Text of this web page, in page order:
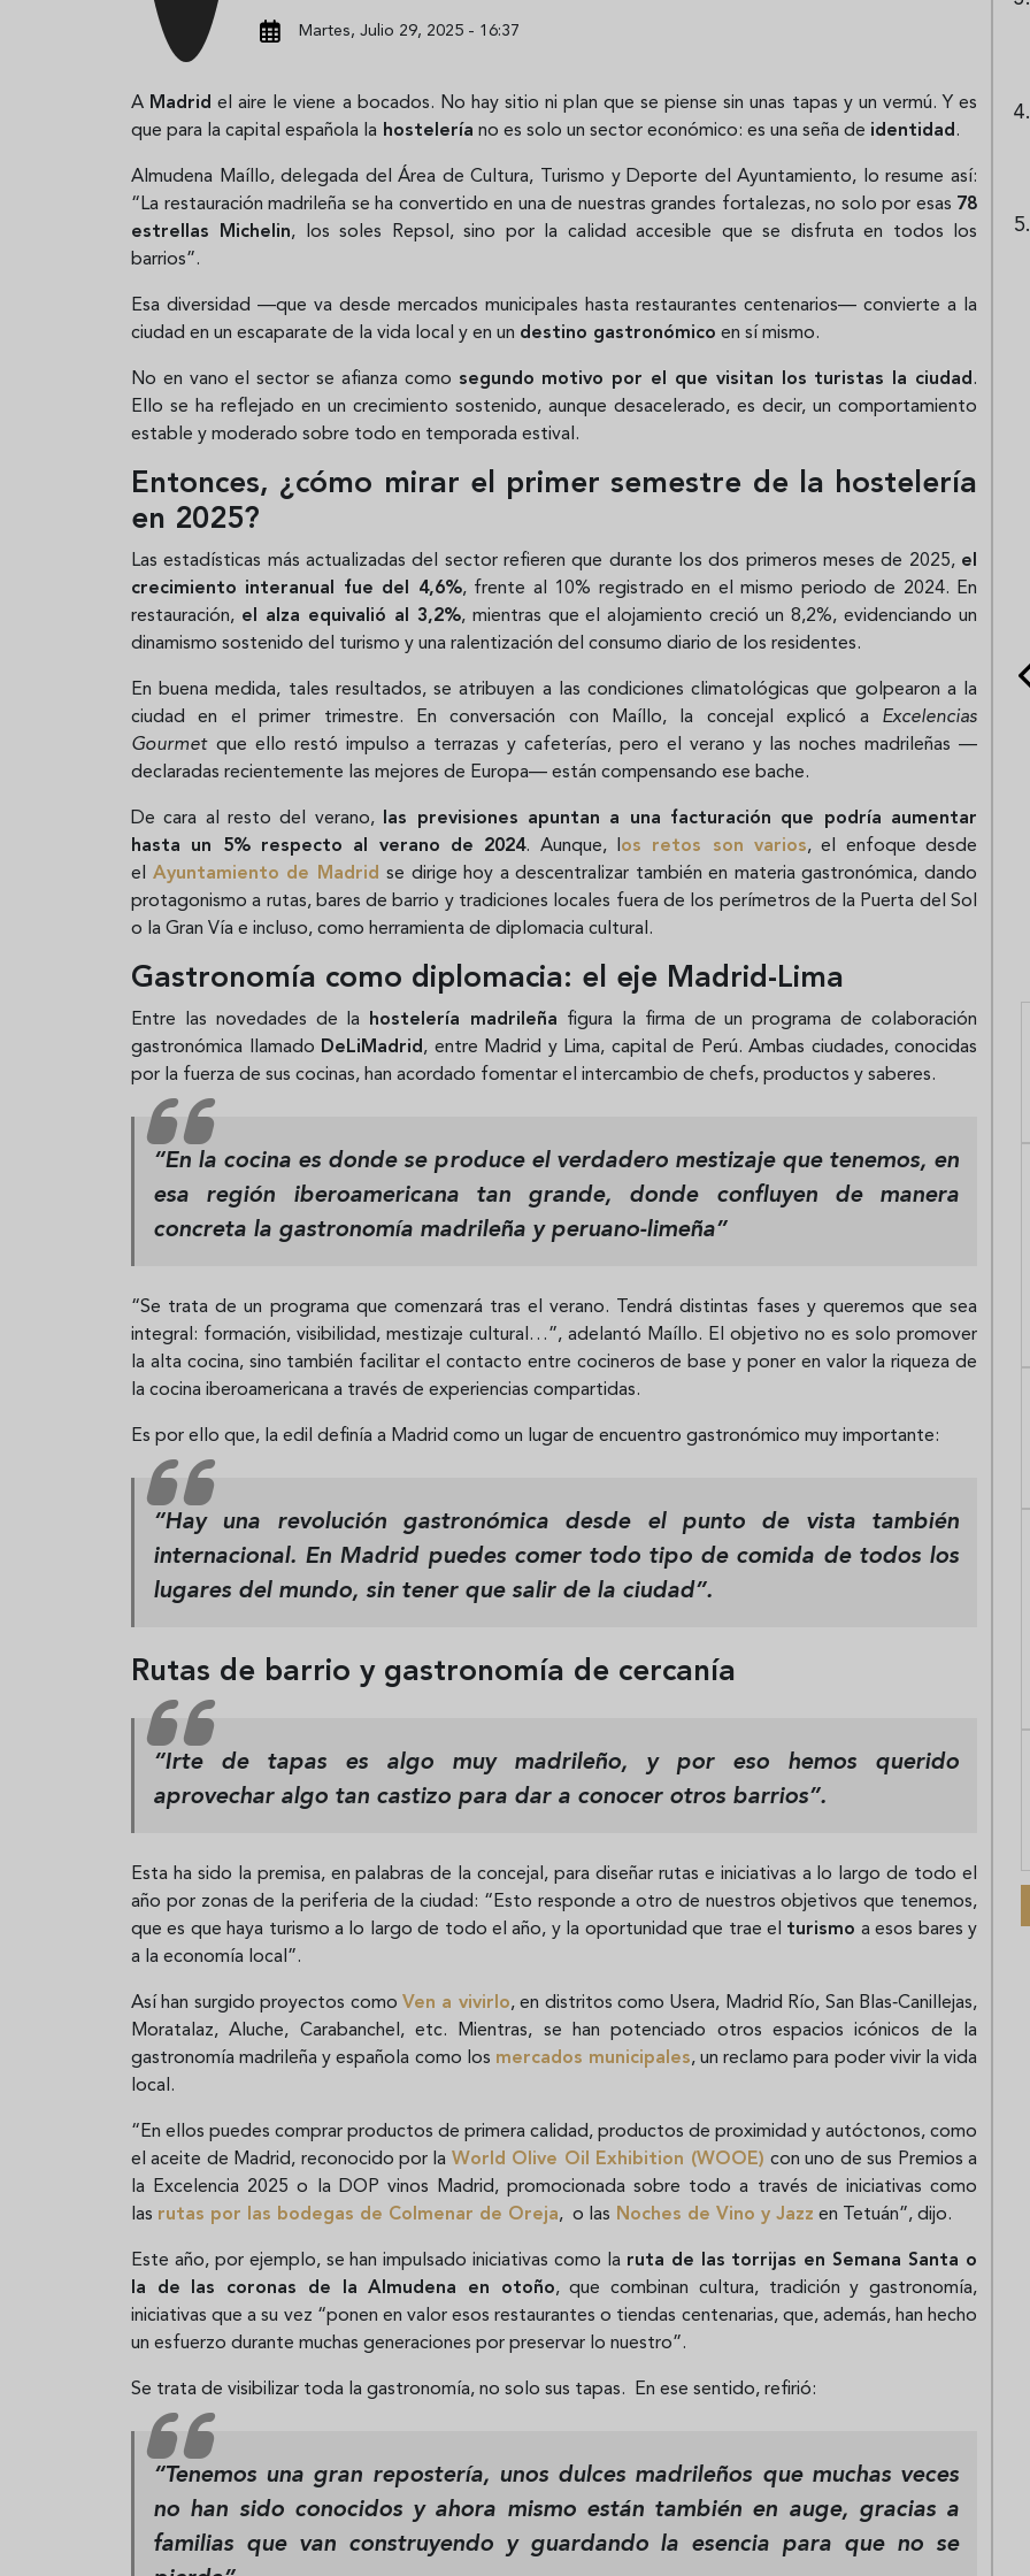
Martes, Julio 29, 2025 - 16:37
A Madrid el aire le viene a bocados. No hay sitio ni plan que se piense sin unas tapas y un vermú. Y es
que para la capital española la hostelería no es solo un sector económico: es una seña de identidad .
Almudena Maíllo, delegada del Área de Cultura, Turismo y Deporte del Ayuntamiento, lo resume así:
“La restauración madrileña se ha convertido en una de nuestras grandes fortalezas, no solo por esas 78
estrellas Michelin, los soles Repsol, sino por la calidad accesible que se disfruta en todos los
barrios”.
Esa diversidad —que va desde mercados municipales hasta restaurantes centenarios— convierte a la
ciudad en un escaparate de la vida local y en un destino gastronómico en sí mismo.
No en vano el sector se afianza como segundo motivo por el que visitan los turistas la ciudad .
Ello se ha reflejado en un crecimiento sostenido, aunque desacelerado, es decir, un comportamiento
estable y moderado sobre todo en temporada estival.
Entonces, ¿cómo mirar el primer semestre de la hostelería
en 2025?
Las estadísticas más actualizadas del sector refieren que durante los dos primeros meses de 2025, el
crecimiento interanual fue del 4,6%, frente al 10% registrado en el mismo periodo de 2024. En
restauración, el alza equivalió al 3,2%, mientras que el alojamiento creció un 8,2%, evidenciando un
dinamismo sostenido del turismo y una ralentización del consumo diario de los residentes.
En buena medida, tales resultados, se atribuyen a las condiciones climatológicas que golpearon a la
ciudad en el primer trimestre. En conversación con Maíllo, la concejal explicó a Excelencias
Gourmet que ello restó impulso a terrazas y cafeterías, pero el verano y las noches madrileñas —
declaradas recientemente las mejores de Europa— están compensando ese bache.
De cara al resto del verano,
las previsiones apuntan a una facturación que podría aumentar
hasta un 5% respecto al verano de 2024. Aunque, l os retos son varios, el enfoque desde
el Ayuntamiento de Madridse dirige hoy a descentralizar también en materia gastronómica, dando
protagonismo a rutas, bares de barrio y tradiciones locales fuera de los perímetros de la Puerta del Sol
o la Gran Vía e incluso, como herramienta de diplomacia cultural.
Gastronomía como diplomacia: el eje Madrid-Lima
Entre las novedades de la hostelería madrileña figura la firma de un programa de colaboración
gastronómica llamado DeLiMadrid, entre Madrid y Lima, capital de Perú. Ambas ciudades, conocidas
por la fuerza de sus cocinas, han acordado fomentar el intercambio de chefs, productos y saberes.
“En la cocina es donde se produce el verdadero mestizaje que tenemos, en
esa región iberoamericana tan grande, donde confluyen de manera
concreta la gastronomía madrileña y peruano-limeña”
“Se trata de un programa que comenzará tras el verano. Tendrá distintas fases y queremos que sea
integral: formación, visibilidad, mestizaje cultural…”, adelantó Maíllo. El objetivo no es solo promover
la alta cocina, sino también facilitar el contacto entre cocineros de base y poner en valor la riqueza de
la cocina iberoamericana a través de experiencias compartidas.
Es por ello que, la edil definía a Madrid como un lugar de encuentro gastronómico muy importante:
“Hay una revolución gastronómica desde el punto de vista también
internacional. En Madrid puedes comer todo tipo de comida de todos los
lugares del mundo, sin tener que salir de la ciudad”.
Rutas de barrio y gastronomía de cercanía
“Irte de tapas es algo muy madrileño, y por eso hemos querido
aprovechar algo tan castizo para dar a conocer otros barrios”.
Esta ha sido la premisa, en palabras de la concejal, para diseñar rutas e iniciativas a lo largo de todo el
año por zonas de la periferia de la ciudad: “Esto responde a otro de nuestros objetivos que tenemos,
que es que haya turismo a lo largo de todo el año, y la oportunidad que trae el turismo a esos bares y
a la economía local”.
Así han surgido proyectos como Ven a vivirlo, en distritos como Usera, Madrid Río, San Blas‑Canillejas,
Moratalaz, Aluche, Carabanchel, etc. Mientras, se han potenciado otros espacios icónicos de la
gastronomía madrileña y española como los mercados municipales, un reclamo para poder vivir la vida
local.
“En ellos puedes comprar productos de primera calidad, productos de proximidad y autóctonos, como
el aceite de Madrid, reconocido por la World Olive Oil Exhibition (WOOE) con uno de sus Premios a
la Excelencia 2025 o la DOP vinos Madrid, promocionada sobre todo a través de iniciativas como
las rutas por las bodegas de Colmenar de Oreja, o las Noches de Vino y Jazz en Tetuán”, dijo.
Este año, por ejemplo, se han impulsado iniciativas como la ruta de las torrijas en Semana Santa o
la de las coronas de la Almudena en otoño, que combinan cultura, tradición y gastronomía,
iniciativas que a su vez “ponen en valor esos restaurantes o tiendas centenarias, que, además, han hecho
un esfuerzo durante muchas generaciones por preservar lo nuestro”.
Se trata de visibilizar toda la gastronomía, no solo sus tapas. En ese sentido, refirió:
“Tenemos una gran repostería, unos dulces madrileños que muchas veces
no han sido conocidos y ahora mismo están también en auge, gracias a
familias que van construyendo y guardando la esencia para que no se